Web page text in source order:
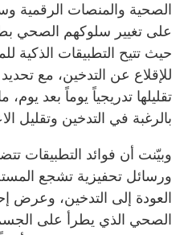
الصحية والمنصات الرقمية
على تغيير سلوكهم الصحي
حيث تتيح التطبيقات
للإقلاع عن التدخين، مع
تقليلها تدريجياً يوماً بعد
بالرغبة في التدخين وتقليل
وبيّنت أن فوائد التطبيقات
ورسائل تحفيزية تشجع
العودة إلى التدخين،
الصحي الذي يطرأ على